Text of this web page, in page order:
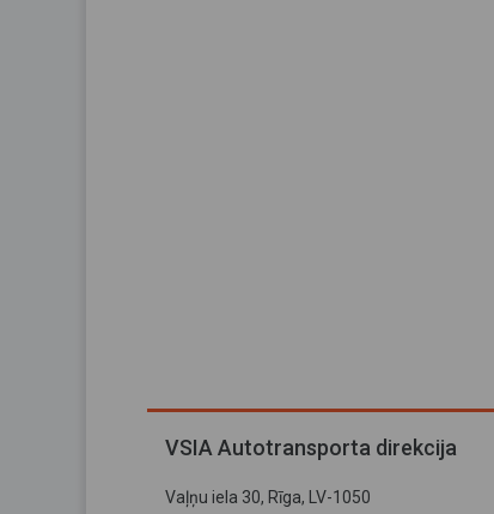
VSIA Autotransporta direkcija
Vaļņu iela 30, Rīga, LV-1050